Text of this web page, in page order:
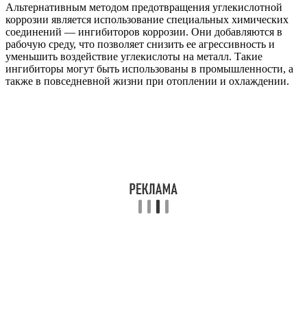
Альтернативным методом предотвращения углекислотной
коррозии является использование специальных химических
соединений — ингибиторов коррозии. Они добавляются в
рабочую среду, что позволяет снизить ее агрессивность и
уменьшить воздействие углекислоты на металл. Такие
ингибиторы могут быть использованы в промышленности, а
также в повседневной жизни при отоплении и охлаждении.